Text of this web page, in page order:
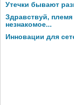
Утечки бывают
Здравствуй,
незнакомое...
Инновации для